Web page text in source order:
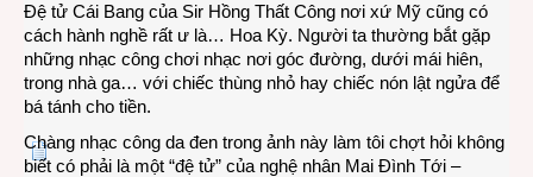
Đệ tử Cái Bang của Sir Hồng Thất Công nơi xứ Mỹ cũng có
cách hành nghề rất ư là… Hoa Kỳ. Người ta thường bắt gặp
những nhạc công chơi nhạc nơi góc đường, dưới mái hiên,
trong nhà ga… với chiếc thùng nhỏ hay chiếc nón lật ngửa để
bá tánh cho tiền.
Chàng nhạc công da đen trong ảnh này làm tôi chợt hỏi không
biết có phải là một “đệ tử” của nghệ nhân Mai Đình Tới –